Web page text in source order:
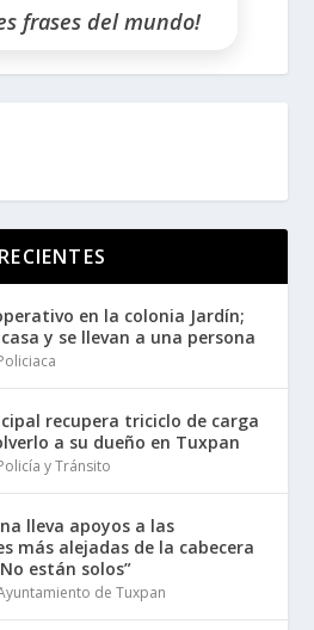
frases del mundo!
en la colonia Jardín;
y se llevan a una persona
recupera triciclo de carga
a su dueño en Tuxpan
y Tránsito
lleva apoyos a las
más alejadas de la cabecera
están solos”
de Tuxpan